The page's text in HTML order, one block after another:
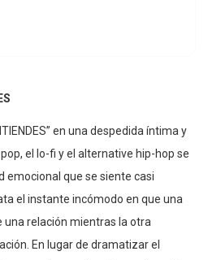
en una despedida íntima y
el lo-fi y el alternative hip-hop se
emocional que se siente casi
el instante incómodo en que una
una relación mientras la otra
En lugar de dramatizar el